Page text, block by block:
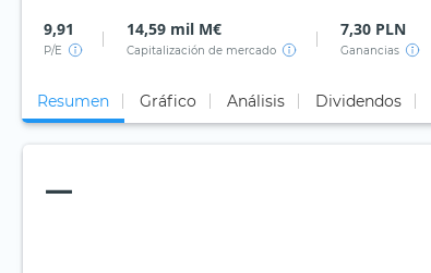
9,91
P/E
14,59 mil M€
Capitalización de mercado
7,30 PLN
Ganancias
Resumen Gráfico Análisis Dividendos
—